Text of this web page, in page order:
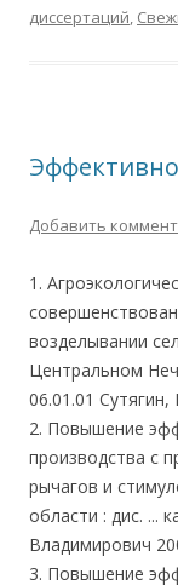
диссертаций,
Добавить
1.
возделывании
Центральном
06.01.01
2. Повышение
производства с
рычагов и
области : дис. ...
Владимирович
3. Повышение